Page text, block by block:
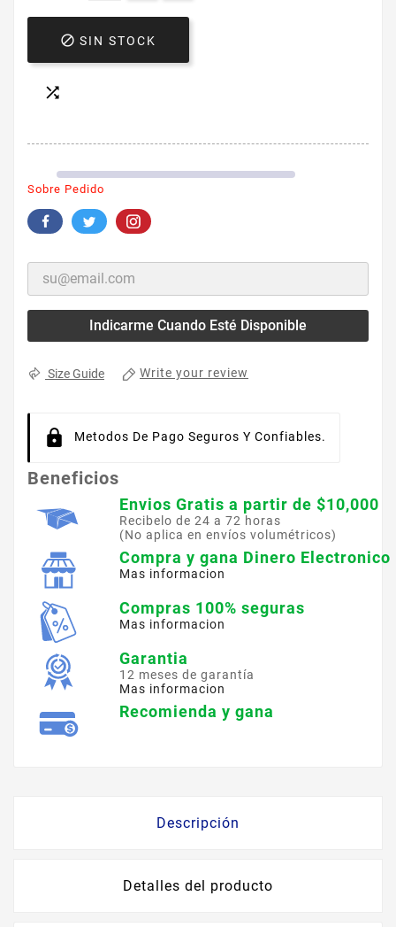
 SIN STOCK

Sobre Pedido
Indicarme Cuando Esté Disponible
Size Guide Write your review
Metodos De Pago Seguros Y Confiables.
Beneficios
Envios Gratis a partir de $10,000
Recibelo de 24 a 72 horas
(No aplica en envíos volumétricos)
Compra y gana Dinero Electronico
Mas informacion
Compras 100% seguras
Mas informacion
Garantia
12 meses de garantía
Mas informacion
Recomienda y gana
Descripción
Detalles del producto